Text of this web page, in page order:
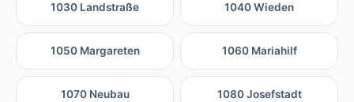
1030 Landstraße 1040 Wieden
1050 Margareten 1060 Mariahilf
1070 Neubau 1080 Josefstadt